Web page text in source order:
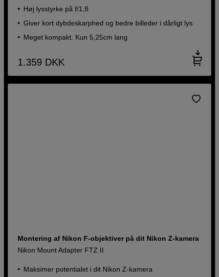
Høj lysstyrke på f/1,8
Giver kort dybdeskarphed og bedre billeder i dårligt lys
Meget kompakt. Kun 5,25cm lang
1.359 DKK
Montering af Nikon F-objektiver på dit Nikon Z-kamera
Nikon Mount Adapter FTZ II
Maksimer potentialet i dit Nikon Z-kamera